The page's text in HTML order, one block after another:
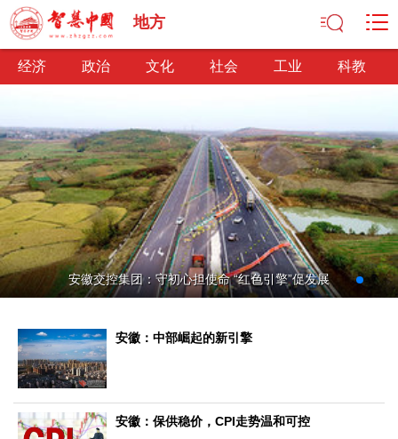
地方
经济 政治 文化 社会 工业 科教
经济
经济观察 产业纵横 区域经济 新锐视点
发展理念
经济转型
供给侧改革
政治
深化改革 依法治国 司法公正 民主政治
观察思考
文化
中华文化 核心价值
文化观察
智海钩沉
安徽交控集团：守初心担使命 “红色引擎”促发展
安徽：中部崛起的新引擎
安徽：保供稳价，CPI走势温和可控